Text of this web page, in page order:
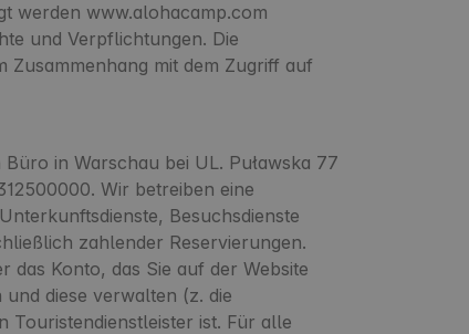
werden www.alohacamp.com
und Verpflichtungen. Die
mit dem Zugriff auf
in Warschau bei UL. Puławska 77
Wir betreiben eine
Besuchsdienste
zahlender Reservierungen.
das Konto, das Sie auf der Website
diese verwalten (z. die
Touristendienstleister ist. Für alle